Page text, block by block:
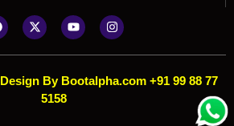
Design By Bootalpha.com +91 99 88 77
5158